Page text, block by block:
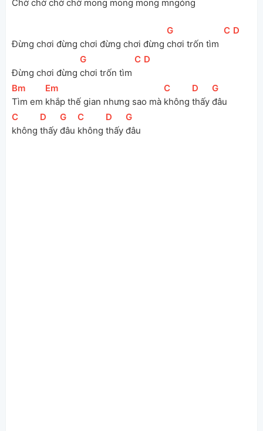
Chờ chờ chờ chờ mong mong mong mngóng
Đừng chơi đừng chơi đừng chơi đừng
[
G
chơi trốn tìm
[
C ][D
Đừng chơi đừng
[
G
chơi trốn tìm
[
C ][D
[Bm
Tìm em
[Em
khắp thế gian nhưng sao mà
[
C
không
[D
thấy
[
G
đâu
[
C
không
[D
thấy
[
G
đâu
[
C
không
[D
thấy
[
G
đâu